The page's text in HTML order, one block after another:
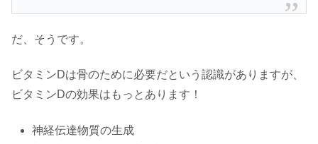
だ、そうです。
ビタミンDは骨のために必要だという認識がありますが、
ビタミンDの効果はもっとあります！
神経伝達物質の生成